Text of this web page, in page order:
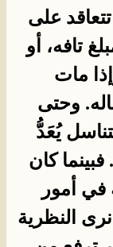
على
تافه، أو
مات
وحتى
يُعَدُّ
كان
في أمور
النظرية